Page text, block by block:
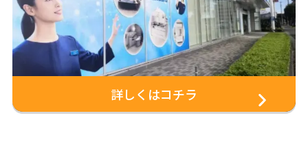
詳しくはコチラ